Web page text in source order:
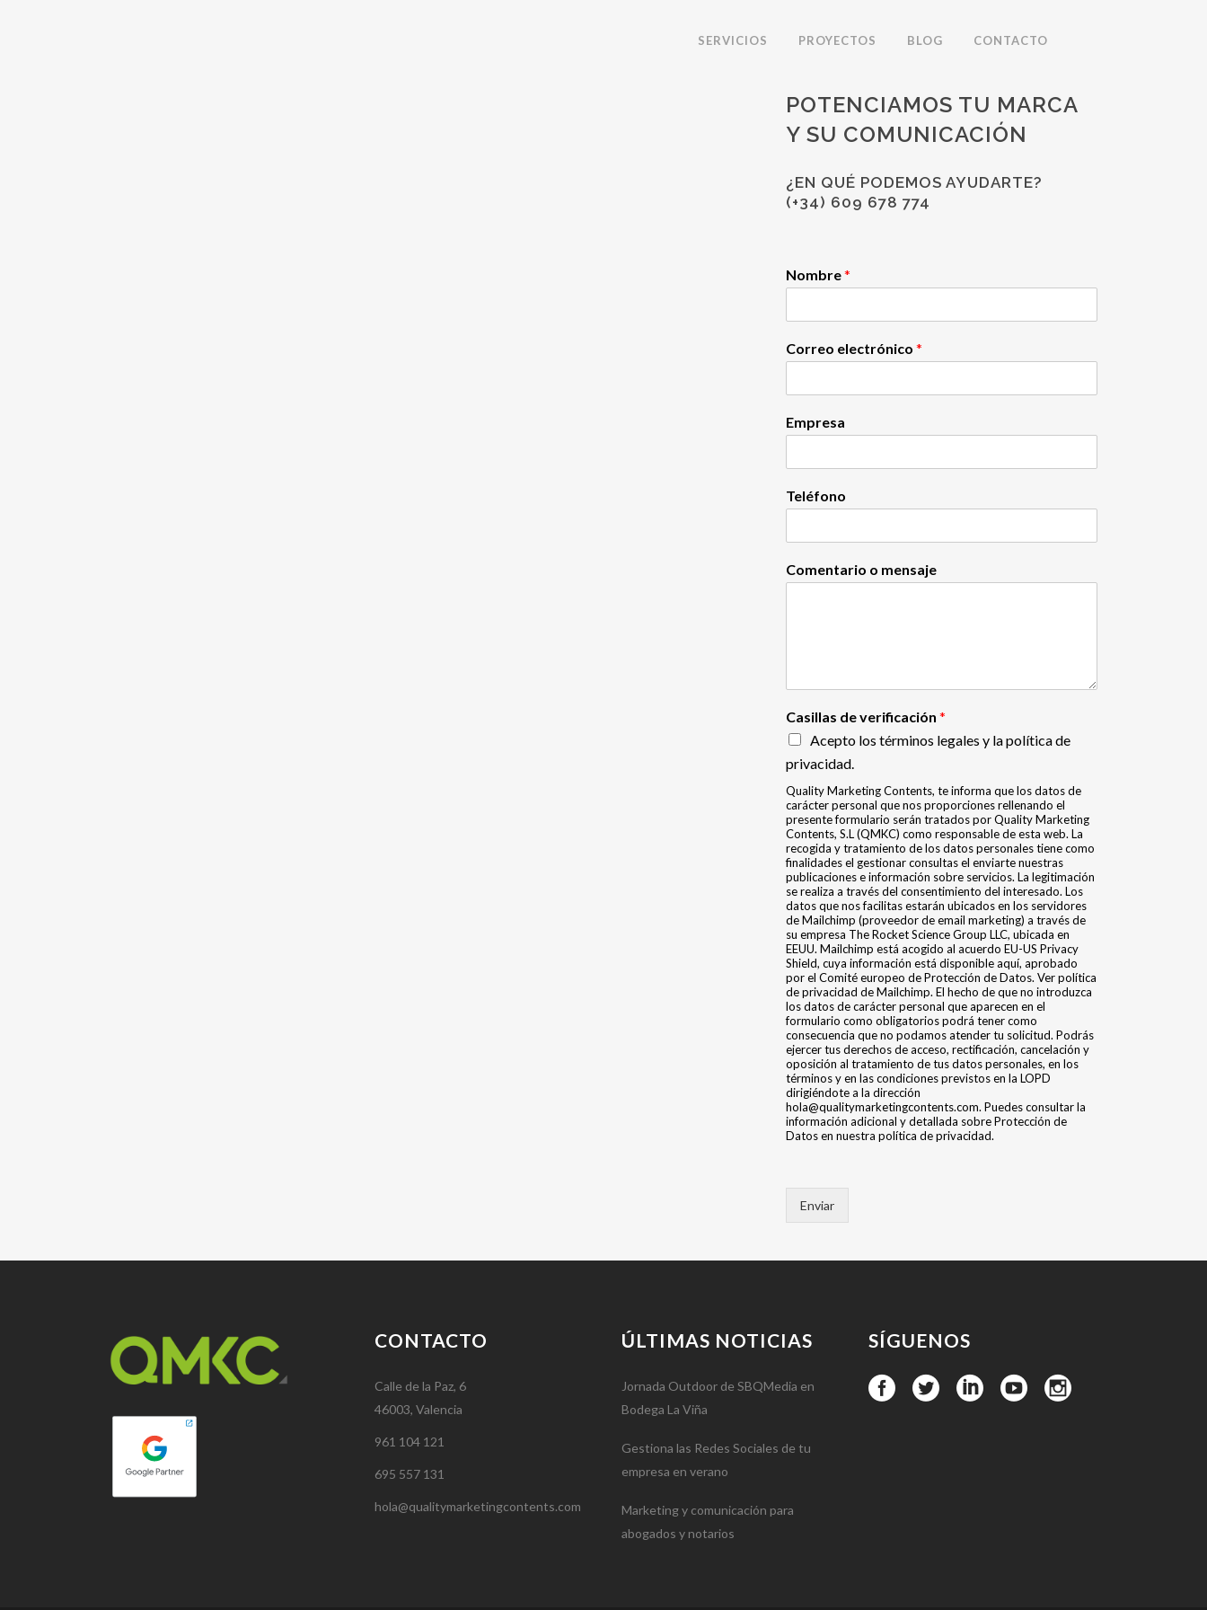
SERVICIOS PROYECTOS BLOG CONTACTO
POTENCIAMOS TU MARCA
Y SU COMUNICACIÓN
¿EN QUÉ PODEMOS AYUDARTE?
(+34) 609 678 774
Nombre*
Correo electrónico*
Empresa
Teléfono
Comentario o mensaje
Casillas de verificación*
Acepto los términos legales y la política de
privacidad.
Quality Marketing Contents, te informa que los datos de
carácter personal que nos proporciones rellenando el
presente formulario serán tratados por Quality Marketing
Contents, S.L (QMKC) como responsable de esta web. La
recogida y tratamiento de los datos personales tiene como
finalidades el gestionar consultas el enviarte nuestras
publicaciones e información sobre servicios. La legitimación
se realiza a través del consentimiento del interesado. Los
datos que nos facilitas estarán ubicados en los servidores
de Mailchimp (proveedor de email marketing) a través de
su empresa The Rocket Science Group LLC, ubicada en
EEUU. Mailchimp está acogido al acuerdo EU-US Privacy
Shield, cuya información está disponible aquí, aprobado
por el Comité europeo de Protección de Datos. Ver política
de privacidad de Mailchimp. El hecho de que no introduzca
los datos de carácter personal que aparecen en el
formulario como obligatorios podrá tener como
consecuencia que no podamos atender tu solicitud. Podrás
ejercer tus derechos de acceso, rectificación, cancelación y
oposición al tratamiento de tus datos personales, en los
términos y en las condiciones previstos en la LOPD
dirigiéndote a la dirección
hola@qualitymarketingcontents.com. Puedes consultar la
información adicional y detallada sobre Protección de
Datos en nuestra política de privacidad.
Enviar
CONTACTO
Calle de la Paz, 6
46003, Valencia
961 104 121
695 557 131
hola@qualitymarketingcontents.com
ÚLTIMAS NOTICIAS
Jornada Outdoor de SBQMedia en
Bodega La Viña
Gestiona las Redes Sociales de tu
empresa en verano
Marketing y comunicación para
abogados y notarios
SÍGUENOS